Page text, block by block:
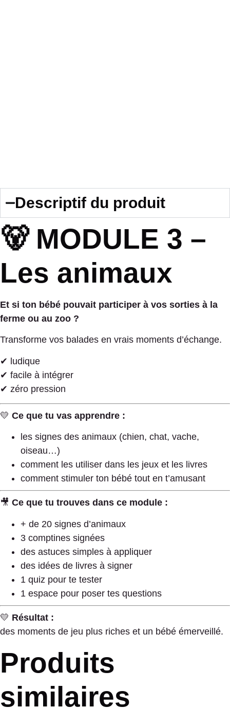
Descriptif du produit
🐻 MODULE 3 –
Les animaux
Et si ton bébé pouvait participer à vos sorties à la
ferme ou au zoo ?
Transforme vos balades en vrais moments d’échange.
✔ ludique
✔ facile à intégrer
✔ zéro pression
💛 Ce que tu vas apprendre :
les signes des animaux (chien, chat, vache,
oiseau…)
comment les utiliser dans les jeux et les livres
comment stimuler ton bébé tout en t’amusant
🎥 Ce que tu trouves dans ce module :
+ de 20 signes d’animaux
3 comptines signées
des astuces simples à appliquer
des idées de livres à signer
1 quiz pour te tester
1 espace pour poser tes questions
💛 Résultat :
des moments de jeu plus riches et un bébé émerveillé.
Produits
similaires